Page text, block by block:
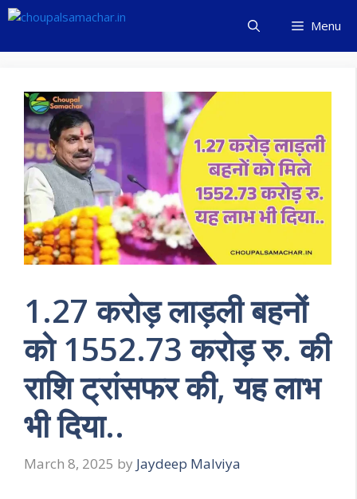
Skip
content
Menu
1.27 करोड़ लाड़ली बहनों
को 1552.73 करोड़ रु. की
राशि ट्रांसफर की, यह लाभ
भी दिया..
March 8, 2025 by Jaydeep Malviya